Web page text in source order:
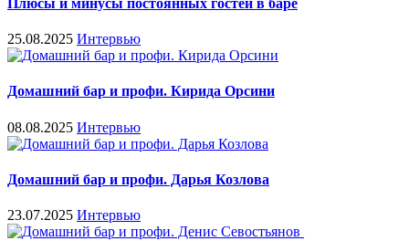
25.08.2025 Интервью
Домашний бар и профи. Кирида Орсини
08.08.2025 Интервью
Домашний бар и профи. Дарья Козлова
23.07.2025 Интервью